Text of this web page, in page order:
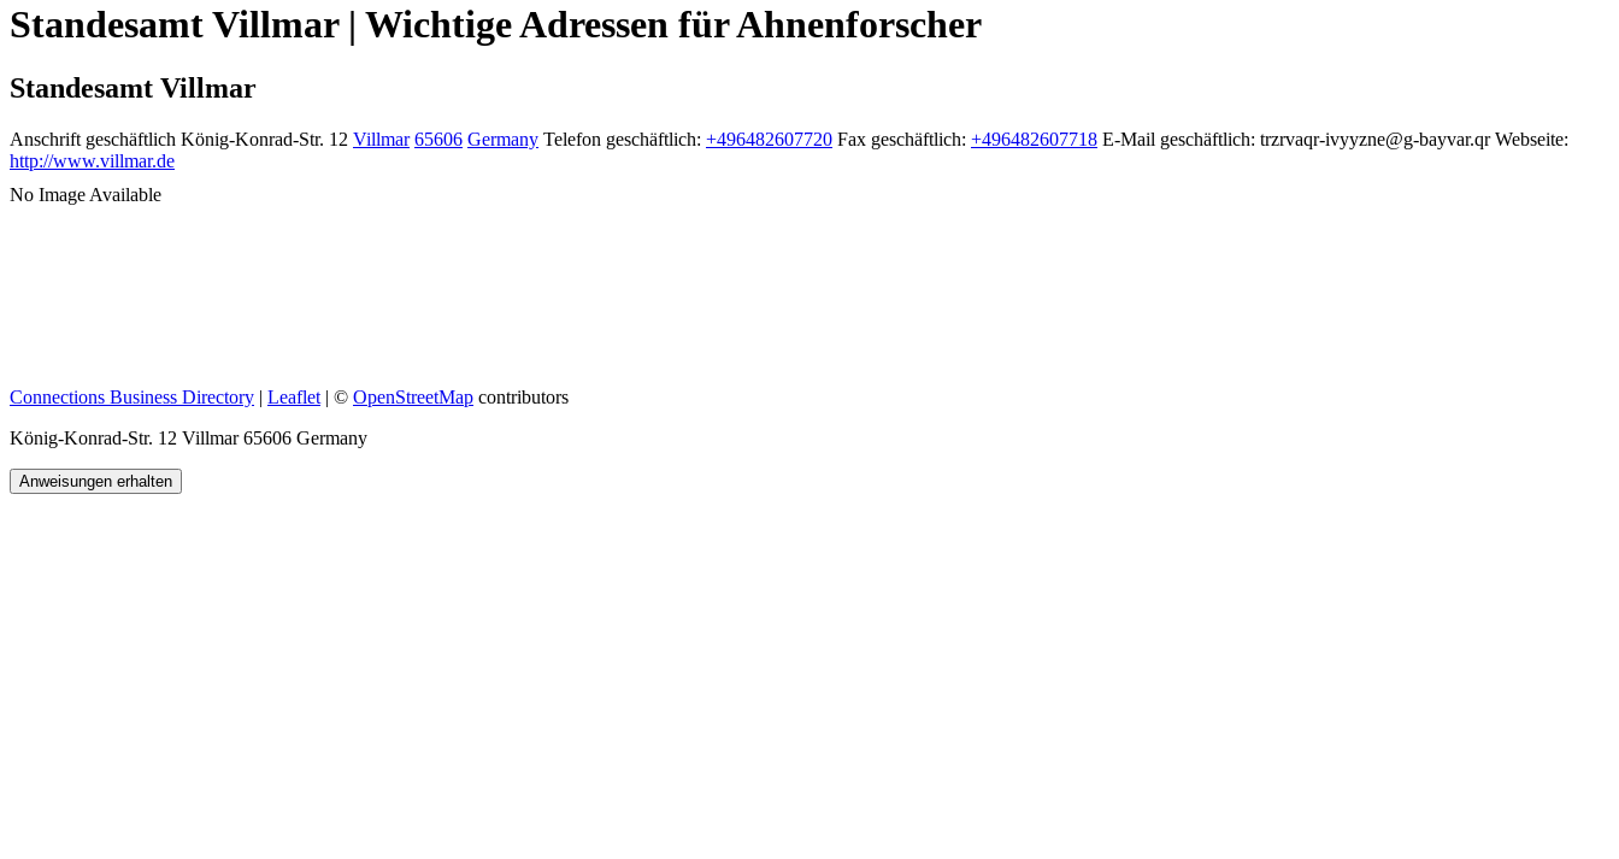
Standesamt Villmar | Wichtige Adressen für Ahnenforscher
Standesamt Villmar
Anschrift geschäftlich König-Konrad-Str. 12 Villmar 65606 Germany Telefon geschäftlich: +496482607720 Fax geschäftlich: +496482607718 E-Mail geschäftlich: trzrvaqr-ivyyzne@g-bayvar.qr Webseite:
http://www.villmar.de
No Image Available
Connections Business Directory | Leaflet | © OpenStreetMap contributors
König-Konrad-Str. 12 Villmar 65606 Germany
Anweisungen erhalten